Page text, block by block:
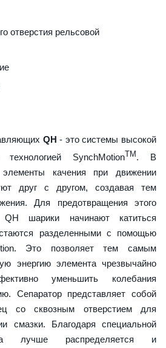
отверстия рельсовой
QH - это системы высокой
технологией SynchMotionTM . В
элементы качения при движении
друг с другом, создавая тем
Для предотвращения этого
шарики начинают катиться
разделенными с помощью
Это позволяет тем самым
энергию элемента чрезвычайно
уменьшить колебания
Сепаратор представляет собой
со сквозным отверстием для
смазки. Благодаря специальной
лучше распределяется и